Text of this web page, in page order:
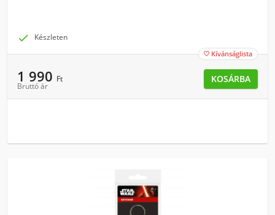
 Készleten
 Kívánságlista
1 990 Ft
Bruttó ár
KOSÁRBA